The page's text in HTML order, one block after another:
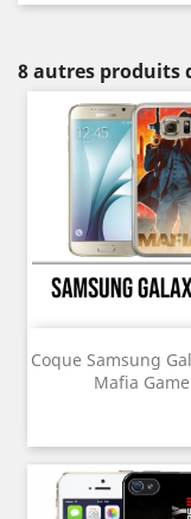
8 autres produits
Coque Samsung
Mafia Game